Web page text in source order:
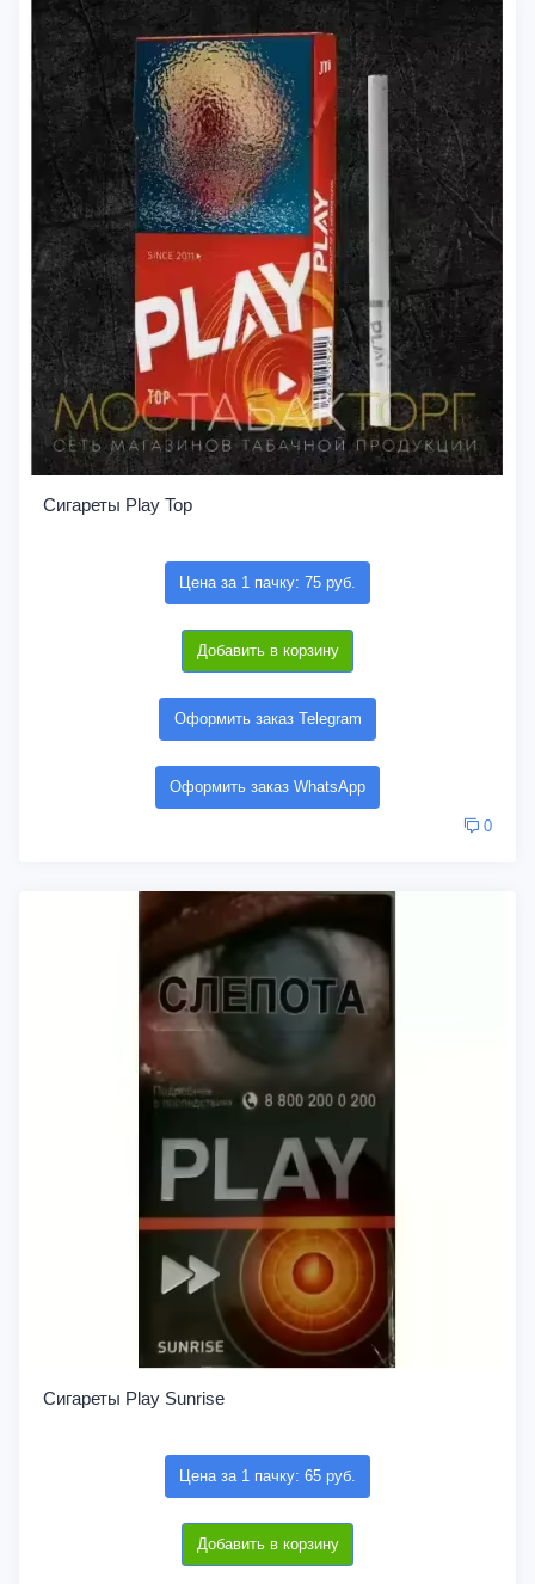
Сигареты Play Top
Цена за 1 пачку: 75 руб.
Добавить в корзину
Оформить заказ Telegram
Оформить заказ WhatsApp
0
Сигареты Play Sunrise
Цена за 1 пачку: 65 руб.
Добавить в корзину